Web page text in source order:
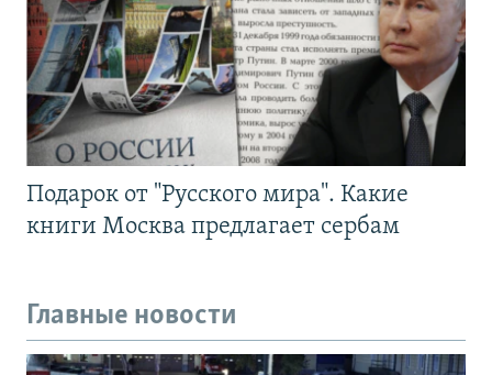
Подарок от "Русского мира". Какие
книги Москва предлагает сербам
Главные новости